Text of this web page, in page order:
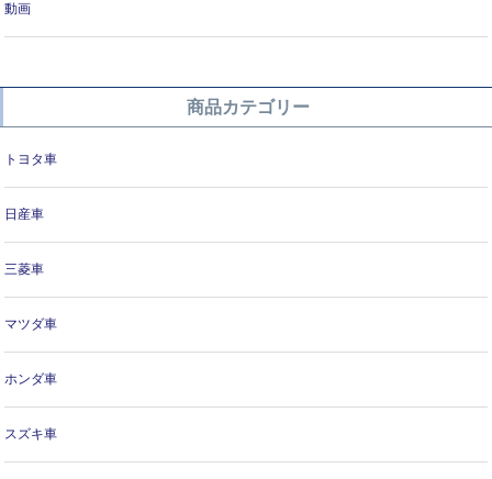
動画
商品カテゴリー
トヨタ車
日産車
三菱車
マツダ車
ホンダ車
スズキ車